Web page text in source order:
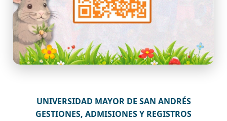
UNIVERSIDAD MAYOR DE SAN ANDRÉS
GESTIONES, ADMISIONES Y REGISTROS